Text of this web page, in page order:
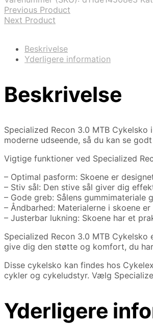
Previous Product
Next Product
Beskrivelse
Yderligere information
Beskrivelse
Specialized Recon 3.0 MTB
moderne udseende, så du kan se
Vigtige funktioner ved Specialized
– Optimal pasform: Skoene er
– Stiv sål: Den stive sål giver dig
– Gode greb: Sålens
– Åndbarhed: Materialerne i skoene
– Justerbar lukning: Skoene har et
Specialized Recon 3.0 MTB
give dig den støtte og komfort, du
Disse cykelsko kan findes hos
cykler og cykeludstyr. Vælg
Yderligere